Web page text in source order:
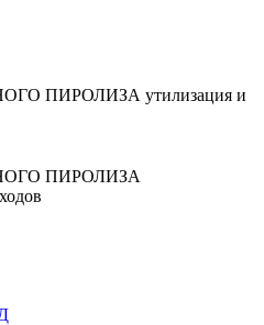
ПИРОЛИЗА утилизация и
ПИРОЛИЗА